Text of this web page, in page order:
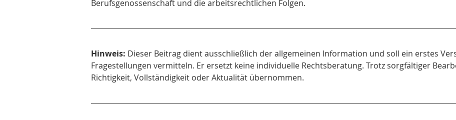
Berufsgenossenschaft und die arbeitsrechtlichen Folgen.
Hinweis: Dieser Beitrag dient ausschließlich der allgemeinen Information und soll ein erstes
Fragestellungen vermitteln. Er ersetzt keine individuelle Rechtsberatung. Trotz sorgfältiger
Richtigkeit, Vollständigkeit oder Aktualität übernommen.